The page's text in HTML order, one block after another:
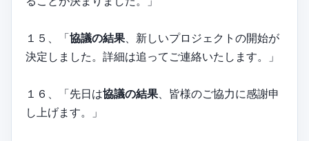
１５、「協議の結果 、新しいプロジェクトの開始が
決定しました。詳細は追ってご連絡いたします。」
１６、「先日は協議の結果 、皆様のご協力に感謝申
し上げます。」